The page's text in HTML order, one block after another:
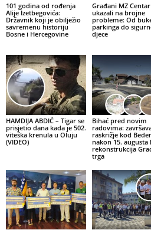
101 godina od rođenja
Alije Izetbegovića:
Državnik koji je obilježio
savremenu historiju
Bosne i Hercegovine
Građani MZ Centar
ukazali na brojne
probleme: Od
parkinga do
djece
HAMDIJA ABDIĆ – Tigar se
prisjetio dana kada je 502.
viteška krenula u Oluju
(VIDEO)
Bihać pred novim
radovima:
raskrižje kod
nakon 15. augusta
rekonstrukcija
trga